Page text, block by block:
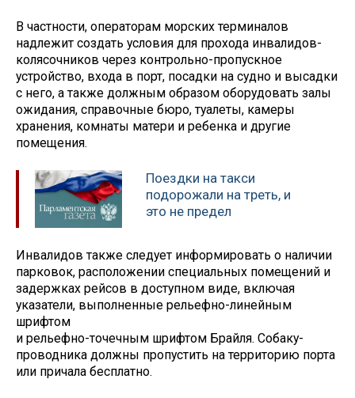
В частности, операторам морских терминалов
надлежит создать условия для прохода инвалидов-
колясочников через контрольно-пропускное
устройство, входа в порт, посадки на судно и высадки
с него, а также должным образом оборудовать залы
ожидания, справочные бюро, туалеты, камеры
хранения, комнаты матери и ребенка и другие
помещения.
Поездки на такси
подорожали на треть, и
это не предел
Инвалидов также следует информировать о наличии
парковок, расположении специальных помещений и
задержках рейсов в доступном виде, включая
указатели, выполненные рельефно-линейным
шрифтом
‎и рельефно-точечным шрифтом Брайля. Собаку-
проводника должны пропустить на территорию порта
или причала бесплатно.